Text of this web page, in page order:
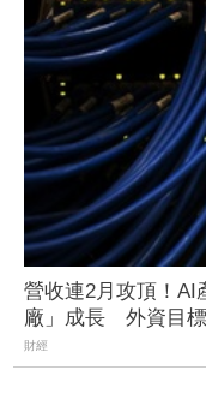
營收連2月攻頂！AI
廠」成長 外資目
財經